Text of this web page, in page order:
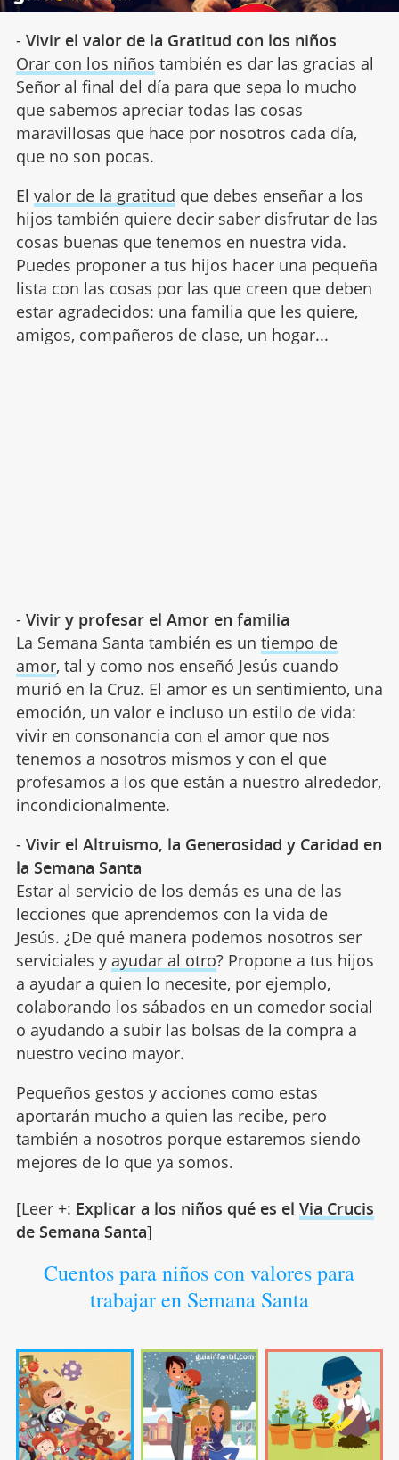
- Vivir el valor de la Gratitud con los niños
Orar con los niños también es dar las gracias al
Señor al final del día para que sepa lo mucho
que sabemos apreciar todas las cosas
maravillosas que hace por nosotros cada día,
que no son pocas.
El valor de la gratitud que debes enseñar a los
hijos también quiere decir saber disfrutar de las
cosas buenas que tenemos en nuestra vida.
Puedes proponer a tus hijos hacer una pequeña
lista con las cosas por las que creen que deben
estar agradecidos: una familia que les quiere,
amigos, compañeros de clase, un hogar...
- Vivir y profesar el Amor en familia
La Semana Santa también es un tiempo de
amor, tal y como nos enseñó Jesús cuando
murió en la Cruz. El amor es un sentimiento, una
emoción, un valor e incluso un estilo de vida:
vivir en consonancia con el amor que nos
tenemos a nosotros mismos y con el que
profesamos a los que están a nuestro alrededor,
incondicionalmente.
- Vivir el Altruismo, la Generosidad y Caridad en
la Semana Santa
Estar al servicio de los demás es una de las
lecciones que aprendemos con la vida de
Jesús. ¿De qué manera podemos nosotros ser
serviciales y ayudar al otro? Propone a tus hijos
a ayudar a quien lo necesite, por ejemplo,
colaborando los sábados en un comedor social
o ayudando a subir las bolsas de la compra a
nuestro vecino mayor.
Pequeños gestos y acciones como estas
aportarán mucho a quien las recibe, pero
también a nosotros porque estaremos siendo
mejores de lo que ya somos.
[Leer +: Explicar a los niños qué es el Via Crucis
de Semana Santa]
Cuentos para niños con valores para
trabajar en Semana Santa